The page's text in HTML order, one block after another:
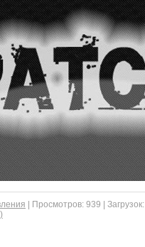
Просмотров: 939 Загрузок: